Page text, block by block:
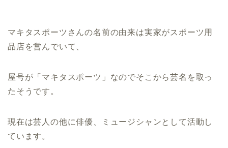
マキタスポーツさんの名前の由来は実家がスポーツ用
品店を営んでいて、
屋号が「マキタスポーツ」なのでそこから芸名を取っ
たそうです。
現在は芸人の他に俳優、ミュージシャンとして活動し
ています。